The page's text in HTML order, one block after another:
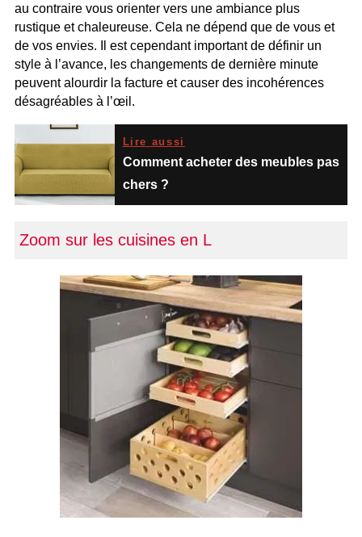
au contraire vous orienter vers une ambiance plus
rustique et chaleureuse. Cela ne dépend que de vous et
de vos envies. Il est cependant important de définir un
style à l’avance, les changements de dernière minute
peuvent alourdir la facture et causer des incohérences
désagréables à l’œil.
Lire aussi
Comment acheter des meubles pas
chers ?
Zoom sur les cuisines en L